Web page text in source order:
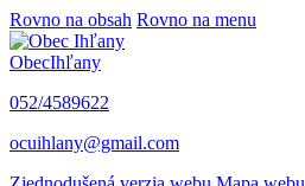
Rovno na obsah Rovno na menu
ObecIhľany
052/4589622
ocuihlany@gmail.com